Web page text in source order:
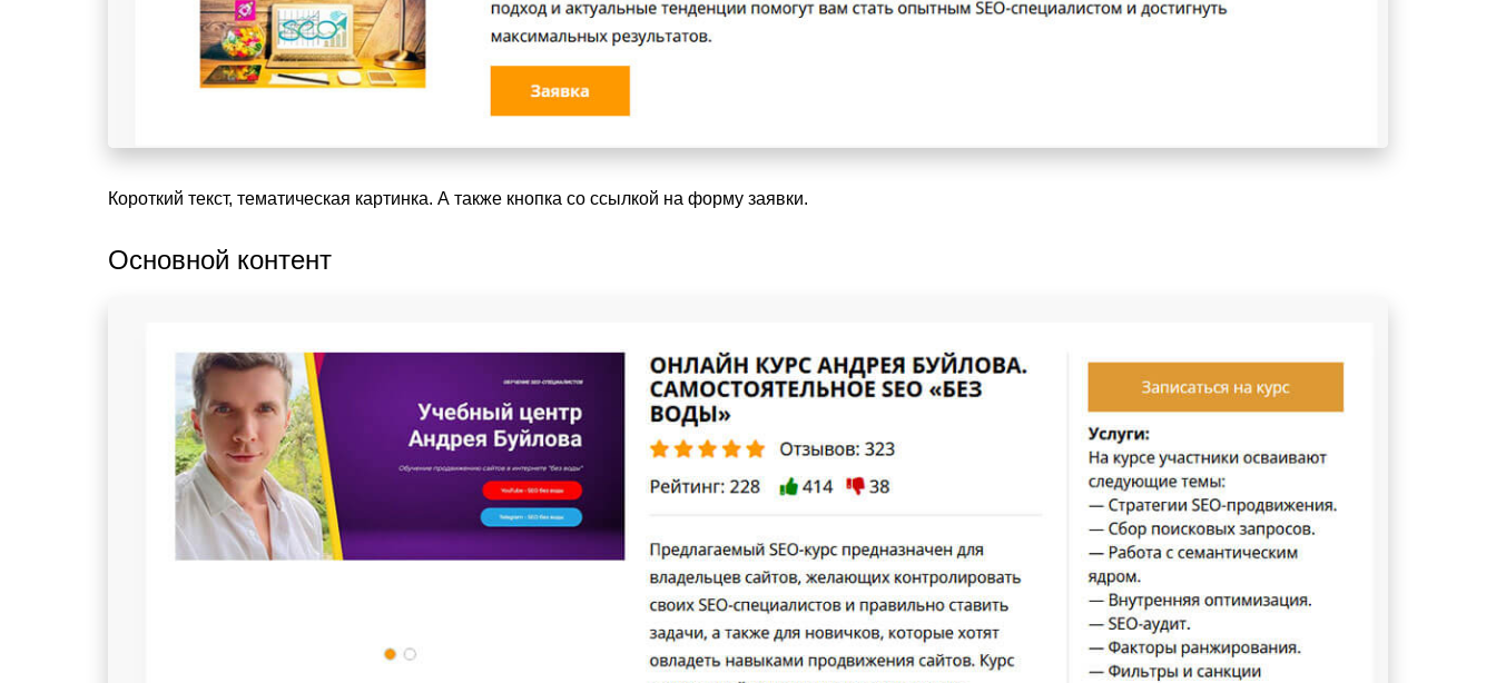
Короткий текст, тематическая картинка. А также кнопка со ссылкой на форму заявки.
Основной контент